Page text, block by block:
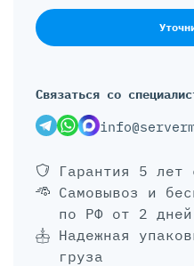
Связаться со
Гарантия 5 лет
Самовывоз и
по РФ от 2 дней
Надежная
груза